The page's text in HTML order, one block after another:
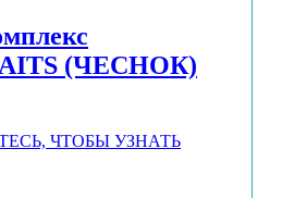
(ЧЕСНОК)
ЧТОБЫ УЗНАТЬ